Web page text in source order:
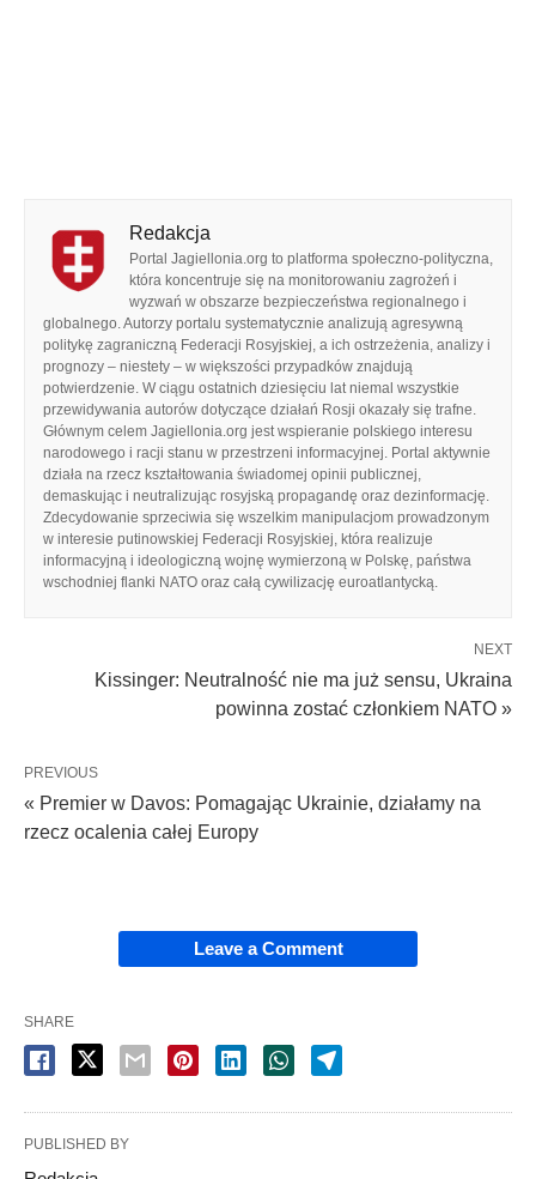
Redakcja
Portal Jagiellonia.org to platforma społeczno-polityczna,
która koncentruje się na monitorowaniu zagrożeń i
wyzwań w obszarze bezpieczeństwa regionalnego i
globalnego. Autorzy portalu systematycznie analizują agresywną
politykę zagraniczną Federacji Rosyjskiej, a ich ostrzeżenia, analizy i
prognozy – niestety – w większości przypadków znajdują
potwierdzenie. W ciągu ostatnich dziesięciu lat niemal wszystkie
przewidywania autorów dotyczące działań Rosji okazały się trafne.
Głównym celem Jagiellonia.org jest wspieranie polskiego interesu
narodowego i racji stanu w przestrzeni informacyjnej. Portal aktywnie
działa na rzecz kształtowania świadomej opinii publicznej,
demaskując i neutralizując rosyjską propagandę oraz dezinformację.
Zdecydowanie sprzeciwia się wszelkim manipulacjom prowadzonym
w interesie putinowskiej Federacji Rosyjskiej, która realizuje
informacyjną i ideologiczną wojnę wymierzoną w Polskę, państwa
wschodniej flanki NATO oraz całą cywilizację euroatlantycką.
NEXT
Kissinger: Neutralność nie ma już sensu, Ukraina
powinna zostać członkiem NATO »
PREVIOUS
« Premier w Davos: Pomagając Ukrainie, działamy na
rzecz ocalenia całej Europy
Leave a Comment
SHARE
PUBLISHED BY